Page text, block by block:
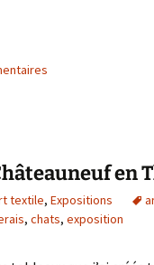
en
textile, Expositions
, chats, exposition